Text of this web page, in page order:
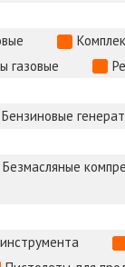
газовые
Бензиновые
Безмасляные